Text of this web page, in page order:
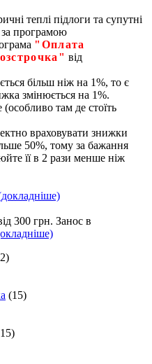
теплі підлоги та супутні
програмою
"Оплата
від
більш ніж на 1%, то є
змінюється на 1%.
(особливо там де стоїть
враховувати знижки
50%, тому за бажання
її в 2 рази менше ніж
300 грн. Занос в
(15)